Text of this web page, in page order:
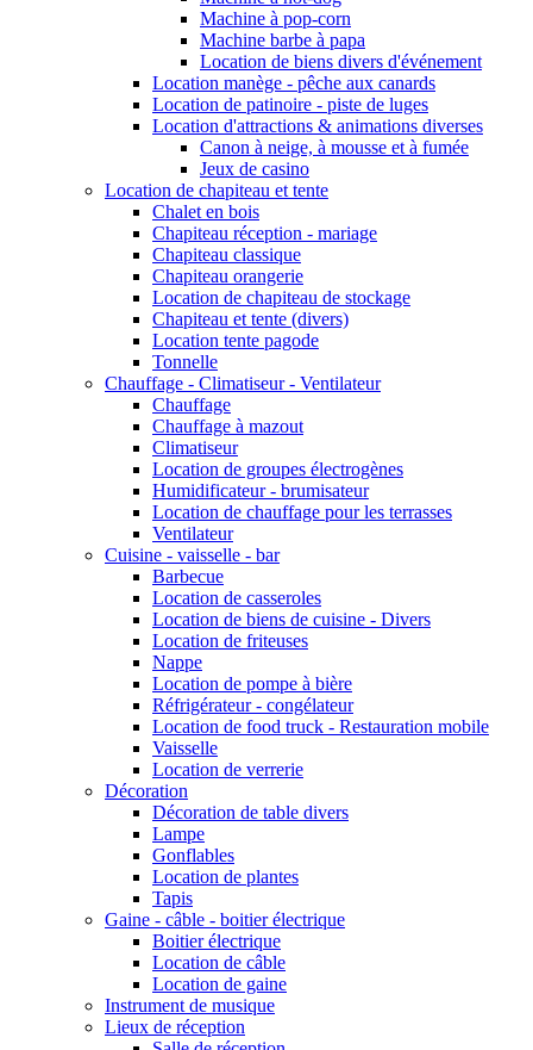
Machine à pop-corn
Machine barbe à papa
Location de biens divers d'événement
Location manège - pêche aux canards
Location de patinoire - piste de luges
Location d'attractions & animations diverses
Canon à neige, à mousse et à fumée
Jeux de casino
Location de chapiteau et tente
Chalet en bois
Chapiteau réception - mariage
Chapiteau classique
Chapiteau orangerie
Location de chapiteau de stockage
Chapiteau et tente (divers)
Location tente pagode
Tonnelle
Chauffage - Climatiseur - Ventilateur
Chauffage
Chauffage à mazout
Climatiseur
Location de groupes électrogènes
Humidificateur - brumisateur
Location de chauffage pour les terrasses
Ventilateur
Cuisine - vaisselle - bar
Barbecue
Location de casseroles
Location de biens de cuisine - Divers
Location de friteuses
Nappe
Location de pompe à bière
Réfrigérateur - congélateur
Location de food truck - Restauration mobile
Vaisselle
Location de verrerie
Décoration
Décoration de table divers
Lampe
Gonflables
Location de plantes
Tapis
Gaine - câble - boitier électrique
Boitier électrique
Location de câble
Location de gaine
Instrument de musique
Lieux de réception